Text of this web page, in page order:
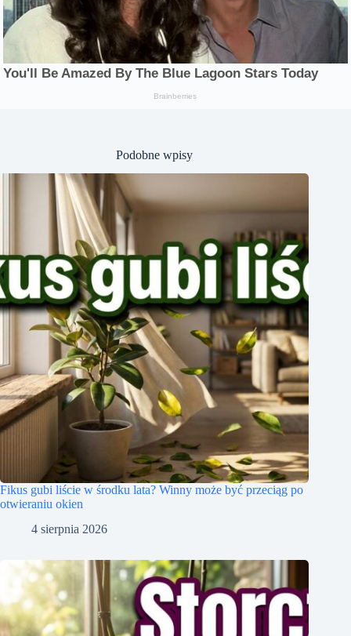
Podobne wpisy
Fikus gubi liście w środku lata? Winny może być przeciąg po
otwieraniu okien
4 sierpnia 2026